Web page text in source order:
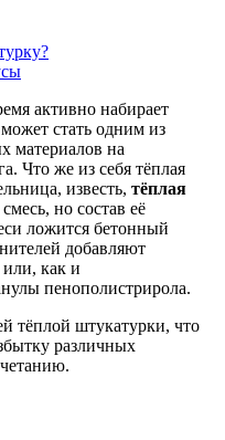
активно набирает
стать одним из
материалов на
Что же из себя тёплая
известь, тёплая
но состав её
ложится бетонный
добавляют
как и
пенополистрирола.
тёплой штукатурки, что
различных